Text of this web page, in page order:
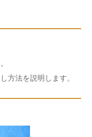
方法を説明します。